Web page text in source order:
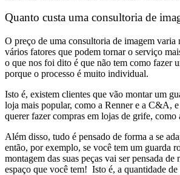
Quanto custa uma consultoria de
O preço de uma consultoria de imagem varia
vários fatores que podem tornar o serviço
o que nos foi dito é que não tem como fazer
porque o processo é muito individual.
Isto é, existem clientes que vão montar um
loja mais popular, como a Renner e a C&A,
querer fazer compras em lojas de grife, como
Além disso, tudo é pensado de forma a se
então, por exemplo, se você tem um guarda
montagem das suas peças vai ser pensada de
espaço que você tem! Isto é, a quantidade de